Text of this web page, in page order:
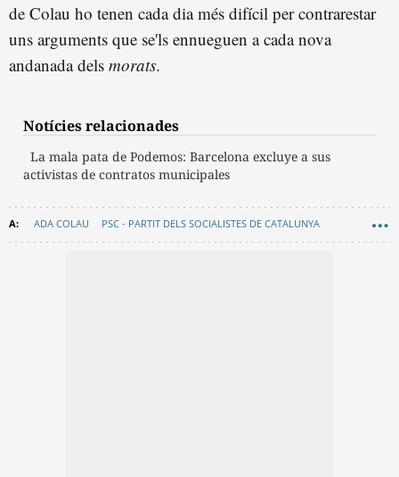
de Colau ho tenen cada dia més difícil per contrarestar
uns arguments que se'ls ennueguen a cada nova
andanada dels morats.
Notícies relacionades
La mala pata de Podemos: Barcelona excluye a sus
activistas de contratos municipales
ADA COLAU PSC - PARTIT DELS SOCIALISTES DE CATALUNYA